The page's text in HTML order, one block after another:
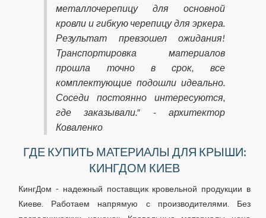
металлочерепицу для основной
кровли и гибкую черепицу для эркера.
Результат превзошел ожидания!
Транспортировка материалов
прошла точно в срок, все
комплектующие подошли идеально.
Соседи постоянно интересуются,
где заказывали." - архитектор
Коваленко
ГДЕ КУПИТЬ МАТЕРИАЛЫ ДЛЯ КРЫШИ:
КИНГДОМ КИЕВ
КингДом - надежный поставщик кровельной продукции в
Киеве. Работаем напрямую с производителями. Без